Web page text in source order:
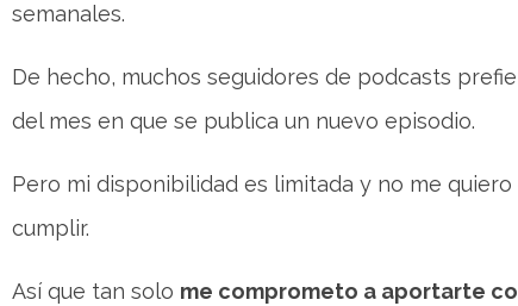
semanales.
De hecho, muchos seguidores de podcasts
del mes en que se publica un nuevo episodio.
Pero mi disponibilidad es limitada y no me
cumplir.
Así que tan solo me comprometo a aportarte